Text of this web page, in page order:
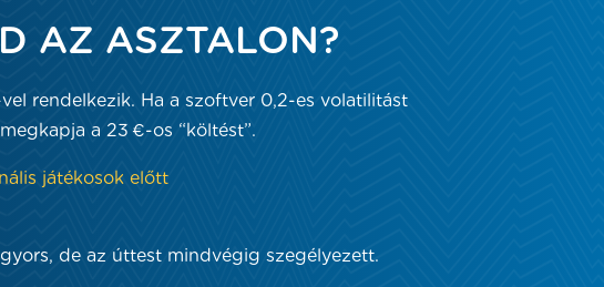
AZ ASZTALON?
rendelkezik. Ha a szoftver 0,2-es volatilitást
a 23 €-os “költést”.
játékosok előtt
de az úttest mindvégig szegélyezett.